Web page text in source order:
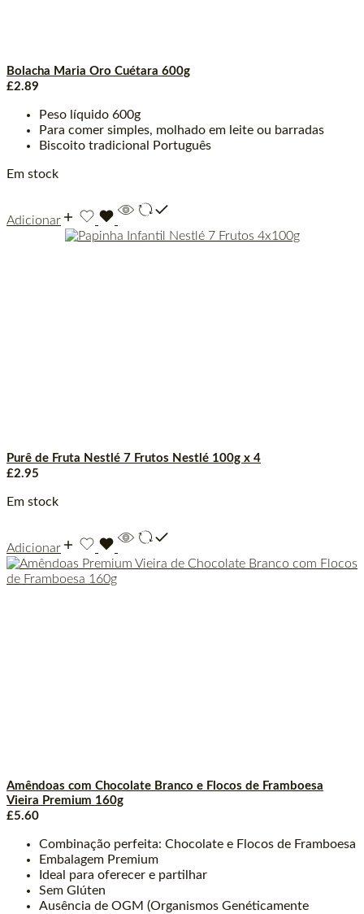
Bolacha Maria Oro Cuétara 600g
£2.89
Peso líquido 600g
Para comer simples, molhado em leite ou barradas
Biscoito tradicional Português
Em stock
Adicionar
Purê de Fruta Nestlé 7 Frutos Nestlé 100g x 4
£2.95
Em stock
Adicionar
Amêndoas com Chocolate Branco e Flocos de Framboesa
Vieira Premium 160g
£5.60
Combinação perfeita: Chocolate e Flocos de Framboesa
Embalagem Premium
Ideal para oferecer e partilhar
Sem Glúten
Ausência de OGM (Organismos Genéticamente